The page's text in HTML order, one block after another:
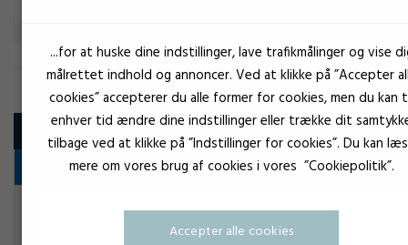
KONSTRUKTIONSLIM
Produkt
Hurtiglim
Loctite 24117 Precision super
Konstruktionslim
Transparent
...for at huske dine indstillinger, lave trafikmålinger og vise
målrettet indhold og annoncer. Ved at klikke på ”Accepter
cookies” accepterer du alle former for cookies, men du kan
enhver tid ændre dine indstillinger eller trække dit
tilbage ved at klikke på ”Indstillinger for cookies”. Du kan
mere om vores brug af cookies i vores ”Cookiepolitik”.
Accepter alle cookies